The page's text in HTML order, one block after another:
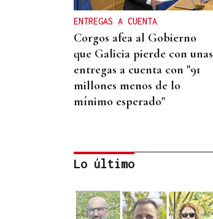
ENTREGAS A CUENTA
Corgos afea al Gobierno
que Galicia pierde con unas
entregas a cuenta con "91
millones menos de lo
mínimo esperado"
CUENTA CON ANTECEDENTES
Lo último